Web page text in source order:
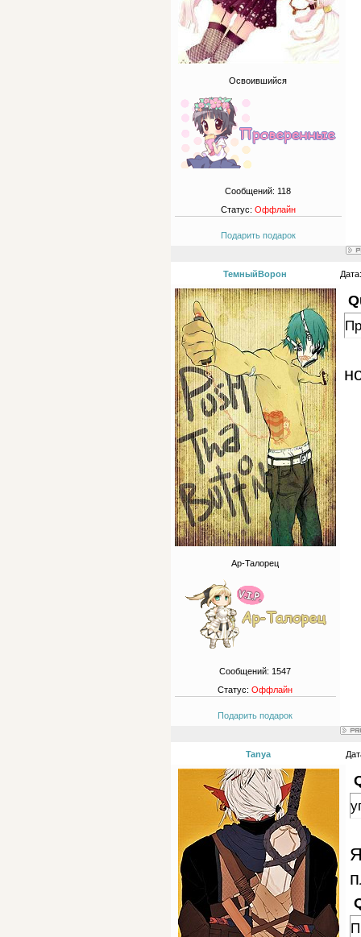
Освоившийся
Сообщений: 118
Статус: Оффлайн
Подарить подарок
ТемныйВорон
Ар-Талорец
Сообщений: 1547
Статус:Оффлайн
Подарить подарок
Tanya